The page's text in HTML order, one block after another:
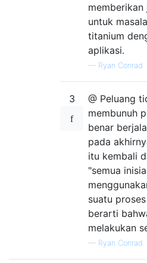
untuk
titanium
aplikasi.
— Ryan Conrad
3
@ Peluang
membunuh
benar
pada
itu kembali
"semua
suatu
berarti
melakukan
— Ryan Conrad